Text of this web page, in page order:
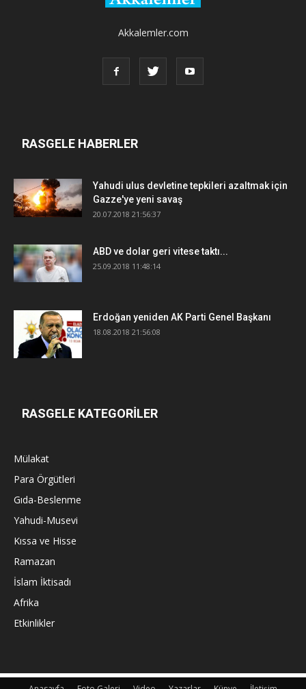
Akkalemler.com
RASGELE HABERLER
Yahudi ulus devletine tepkileri azaltmak için
Gazze'ye yeni savaş
20.07.2018 21:56:37
ABD ve dolar geri vitese taktı...
25.09.2018 11:48:14
Erdoğan yeniden AK Parti Genel Başkanı
18.08.2018 21:56:08
RASGELE KATEGORİLER
Mülakat
Para Örgütleri
Gıda-Beslenme
Yahudi-Musevi
Kıssa ve Hisse
Ramazan
İslam İktisadı
Afrika
Etkinlikler